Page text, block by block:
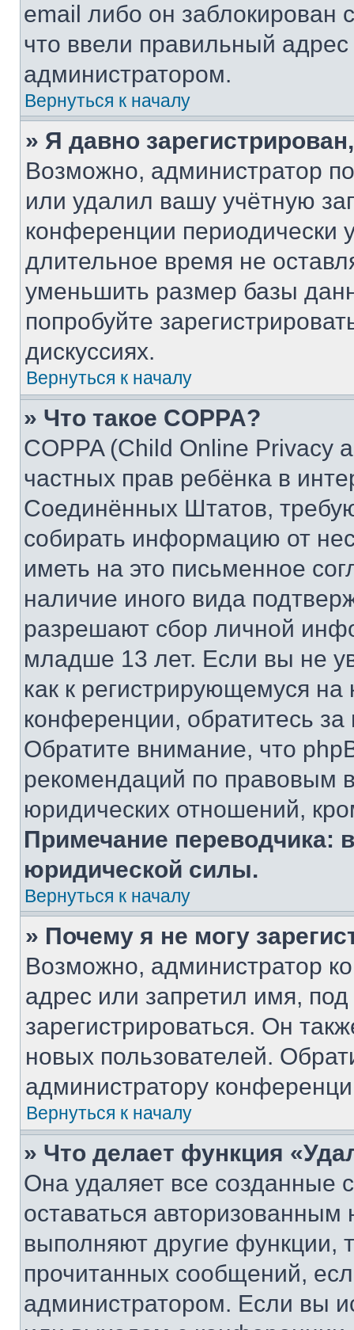
email либо он
что ввели правильный адрес
администратором.
Вернуться к началу
» Я давно
Возможно, администратор
или удалил вашу учётную
конференции периодически
длительное время не
уменьшить размер базы
попробуйте
дискуссиях.
Вернуться к началу
» Что такое COPPA?
COPPA (Child Online Privacy
частных прав ребёнка в
Соединённых Штатов,
собирать информацию от
иметь на это письменное
наличие иного вида
разрешают сбор личной
младше 13 лет. Если вы не
как к регистрирующемуся
конференции, обратитесь
Обратите внимание, что
рекомендаций по правовым
юридических отношений,
Примечание переводчика:
юридической силы.
Вернуться к началу
» Почему я не могу
Возможно, администратор
адрес или запретил имя,
зарегистрироваться. Он
новых пользователей.
администратору
Вернуться к началу
» Что делает функция
Она удаляет все созданные
оставаться
выполняют другие функции,
прочитанных сообщений,
администратором. Если вы